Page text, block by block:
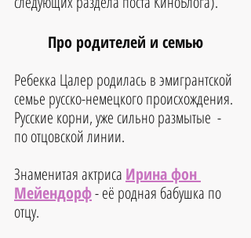
Про родителей и семью
Ребекка Цалер родилась в эмигрантской
семье русско-немецкого происхождения.
Русские корни, уже сильно размытые  -
по отцовской линии.
Знаменитая актриса Ирина фон
Мейендорф - её родная бабушка по
отцу.